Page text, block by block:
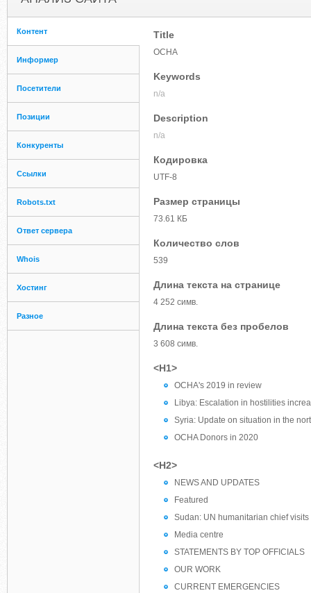
Контент
Информер
Посетители
Позиции
Конкуренты
Ссылки
Robots.txt
Ответ сервера
Whois
Хостинг
Разное
Title
OCHA
Keywords
n/a
Description
n/a
Кодировка
UTF-8
Размер страницы
73.61 КБ
Количество слов
539
Длина текста на странице
4 252 симв.
Длина текста без пробелов
3 608 симв.
<H1>
OCHA's 2019 in review
Libya: Escalation in hostilities
Syria: Update on situation in the
OCHA Donors in 2020
<H2>
NEWS AND UPDATES
Featured
Sudan: UN humanitarian chief visits
Media centre
STATEMENTS BY TOP OFFICIALS
OUR WORK
CURRENT EMERGENCIES